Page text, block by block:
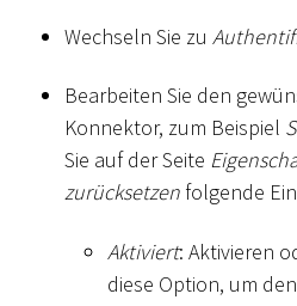
Wechseln Sie zu
Bearbeiten Sie den
Konnektor, zum Beispiel
Sie auf der Seite
zurücksetzen folgende
Aktiviert: Aktivieren
diese Option, um